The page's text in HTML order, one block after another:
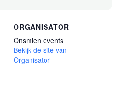
ORGANISATOR
Onsmien events
Bekijk de site van
Organisator